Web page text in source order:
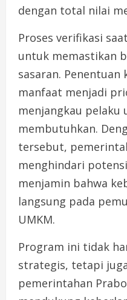
dengan total nilai
Proses verifikasi
untuk memastikan
sasaran.
manfaat menjadi
menjangkau pelaku
membutuhkan.
tersebut,
menghindari
menjamin bahwa
langsung pada
UMKM.
Program ini tidak
strategis, tetapi
pemerintahan